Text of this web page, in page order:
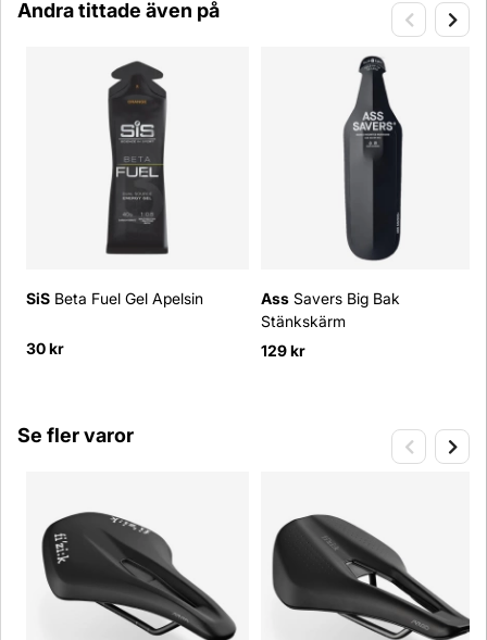
Andra tittade även på
SiS Beta Fuel Gel Apelsin
30 kr
Ass Savers Big Bak
Stänkskärm
129 kr
Se fler varor